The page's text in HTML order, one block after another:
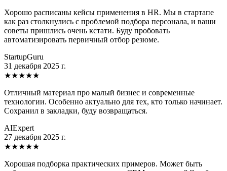
Хорошо расписаны кейсы применения в HR. Мы в стартапе
как раз столкнулись с проблемой подбора персонала, и ваши
советы пришлись очень кстати. Буду пробовать
автоматизировать первичный отбор резюме.
StartupGuru
31 декабря 2025 г.
★★★★★
Отличный материал про малый бизнес и современные
технологии. Особенно актуально для тех, кто только начинает.
Сохранил в закладки, буду возвращаться.
AIExpert
27 декабря 2025 г.
★★★★★
Хорошая подборка практических примеров. Может быть